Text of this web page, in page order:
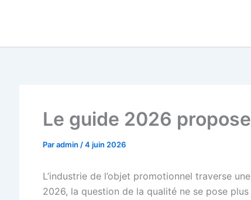
Le guide 2026
Paradmin /4 juin 2026
L’industrie de l’objet promotionnel traverse
2026, la question de la qualité ne se pose